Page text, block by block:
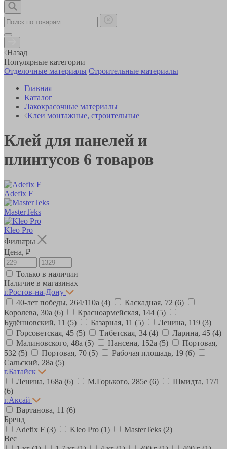
Назад
Популярные категории
Отделочные материалы Строительные материалы
Главная
Каталог
Лакокрасочные материалы
Клеи монтажные, строительные
Клей для панелей и
плинтусов 6 товаров
Adefix F
MasterTeks
Kleo Pro
Фильтры
Цена, ₽
Только в наличии
Наличие в магазинах
г.Ростов-на-Дону
40-лет победы, 264/110а (4) Каскадная, 72 (6)
Королева, 30а (6) Красноармейская, 144 (5)
Будённовский, 11 (5) Базарная, 11 (5) Ленина, 119 (3)
Горсоветская, 45 (5) Тибетская, 34 (4) Ларина, 45 (4)
Малиновского, 48а (5) Нансена, 152а (5)
Портовая,
532 (5) Портовая, 70 (5) Рабочая площадь, 19 (6)
Сальский, 28a (5)
г.Батайск
Ленина, 168а (6) М.Горького, 285е (6)
Шмидта, 17/1
(6)
г.Аксай
Вартанова, 11 (6)
Бренд
Adefix F (3) Kleo Pro (1) MasterTeks (2)
Вес